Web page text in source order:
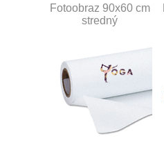
Fotoobraz 90x60 cm
stredný